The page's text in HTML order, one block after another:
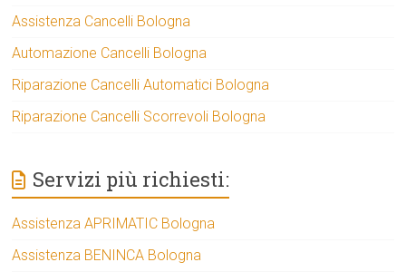
Assistenza Cancelli Bologna
Automazione Cancelli Bologna
Riparazione Cancelli Automatici Bologna
Riparazione Cancelli Scorrevoli Bologna
Servizi più richiesti:
Assistenza APRIMATIC Bologna
Assistenza BENINCA Bologna